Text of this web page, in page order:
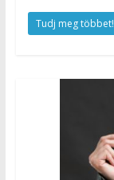
Tudj meg többet!